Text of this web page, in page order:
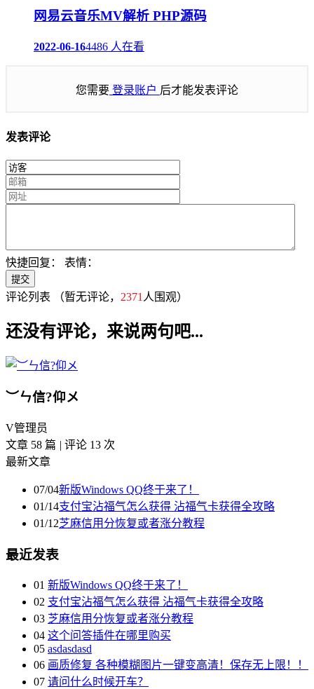
网易云音乐MV解析 PHP源码
2022-06-164486 人在看
您需要 登录账户 后才能发表评论
发表评论
快捷回复： 表情：
评论列表 （暂无评论， 2371 人围观）
还没有评论，来说两句吧...
︶ㄣ信?仰メ
V管理员
文章 58 篇 | 评论 13 次
最新文章
07/04新版Windows QQ终于来了！
01/14支付宝沾福气怎么获得 沾福气卡获得全攻略
01/12芝麻信用分恢复或者涨分教程
最近发表
01 新版Windows QQ终于来了！
02 支付宝沾福气怎么获得 沾福气卡获得全攻略
03 芝麻信用分恢复或者涨分教程
04 这个问答插件在哪里购买
05 asdasdasd
06 画质修复 各种模糊图片一键变高清！保存无上限！！
07 请问什么时候开车？